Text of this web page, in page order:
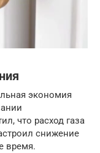
экономия
что расход газа
снижение
время.